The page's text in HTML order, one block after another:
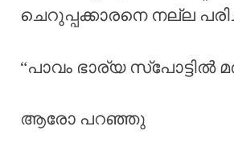
ചെറുപ്പക്കാരനെ നല്ല
“പാവം ഭാര്യ സ്പോട്ടിൽ
ആരോ പറഞ്ഞു